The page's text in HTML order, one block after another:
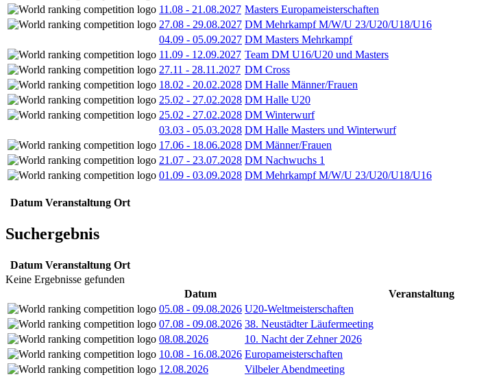
11.08 - 21.08.2027 Masters Europameisterschaften
27.08 - 29.08.2027 DM Mehrkampf M/W/U 23/U20/U18/U16
04.09 - 05.09.2027 DM Masters Mehrkampf
11.09 - 12.09.2027 Team DM U16/U20 und Masters
27.11 - 28.11.2027 DM Cross
18.02 - 20.02.2028 DM Halle Männer/Frauen
25.02 - 27.02.2028 DM Halle U20
25.02 - 27.02.2028 DM Winterwurf
03.03 - 05.03.2028 DM Halle Masters und Winterwurf
17.06 - 18.06.2028 DM Männer/Frauen
21.07 - 23.07.2028 DM Nachwuchs 1
01.09 - 03.09.2028 DM Mehrkampf M/W/U 23/U20/U18/U16
Datum Veranstaltung Ort
Suchergebnis
Datum Veranstaltung Ort
Keine Ergebnisse gefunden
Datum
Veranstaltung
05.08 - 09.08.2026 U20-Weltmeisterschaften
07.08 - 09.08.2026 38. Neustädter Läufermeeting
08.08.2026
10. Nacht der Zehner 2026
10.08 - 16.08.2026 Europameisterschaften
12.08.2026
Vilbeler Abendmeeting